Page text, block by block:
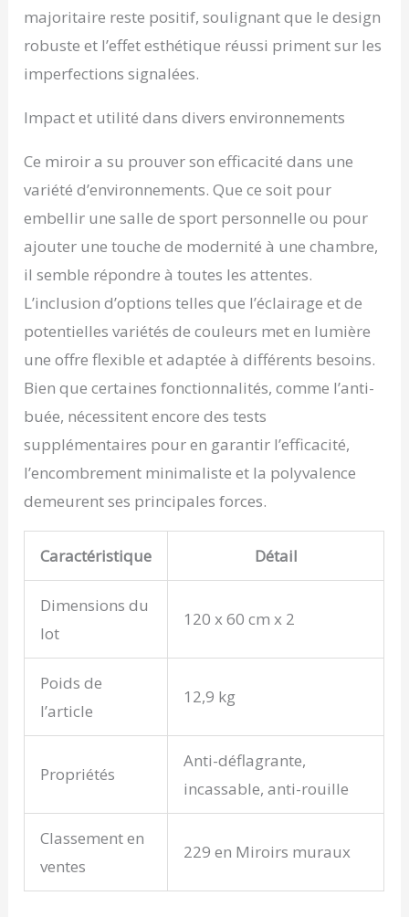
majoritaire reste positif, soulignant que le design
robuste et l’effet esthétique réussi priment sur les
imperfections signalées.
Impact et utilité dans divers environnements
Ce miroir a su prouver son efficacité dans une
variété d’environnements. Que ce soit pour
embellir une salle de sport personnelle ou pour
ajouter une touche de modernité à une chambre,
il semble répondre à toutes les attentes.
L’inclusion d’options telles que l’éclairage et de
potentielles variétés de couleurs met en lumière
une offre flexible et adaptée à différents besoins.
Bien que certaines fonctionnalités, comme l’anti-
buée, nécessitent encore des tests
supplémentaires pour en garantir l’efficacité,
l’encombrement minimaliste et la polyvalence
demeurent ses principales forces.
Caractéristique Détail
Dimensions du
lot
120 x 60 cm x 2
Poids de
l’article
12,9 kg
Propriétés
Anti-déflagrante,
incassable, anti-rouille
Classement en
ventes
229 en Miroirs muraux